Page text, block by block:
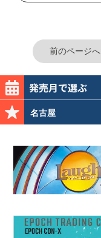
前のページへ
名古屋